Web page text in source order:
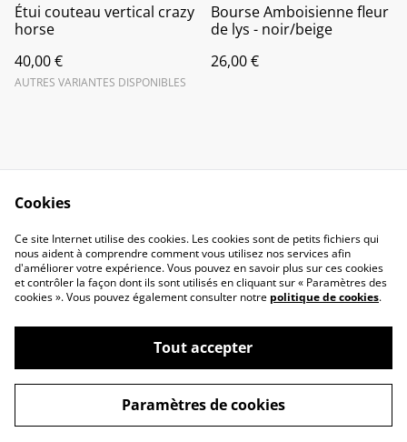
Étui couteau vertical crazy
horse
40,00 €
AUTRES VARIANTES DISPONIBLES
Bourse Amboisienne fleur
de lys - noir/beige
26,00 €
Contact
Legal Terms
Privacy Policy
Cookie Policy
©2026L'âme de will
powered by
Cookies
Ce site Internet utilise des cookies. Les cookies sont de petits fichiers qui
nous aident à comprendre comment vous utilisez nos services afin
d'améliorer votre expérience. Vous pouvez en savoir plus sur ces cookies
et contrôler la façon dont ils sont utilisés en cliquant sur « Paramètres des
cookies ». Vous pouvez également consulter notre politique de cookies.
Tout accepter
Paramètres de cookies